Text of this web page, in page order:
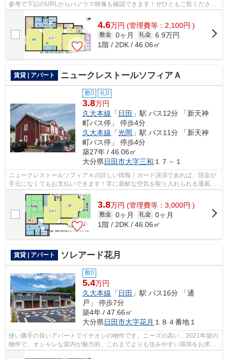
参考で下記のURLからパノラマ映像も確認できます！ぜひともご覧くださ
4.6万円 (管理費等：2,100円 )
敷金 0ヶ月 礼金 6.9万円
1階 / 2DK / 46.06㎡
賃貸 | アパート ニュークレストールソフィアＡ
敷0 礼0
3.8万円
久大本線 「 日田 」駅 バス12分 「新天神
町バス停」 停歩4分
久大本線 「光岡 」駅 バス11分 「新天神
町バス停」 停歩4分
築27年 / 46.06㎡
大分県日田市大字三和 １７－１
ニュークレストールソフィアＡの詳しい情報！カード決済であれば、現金が
手元になくてもお支払いできます！常に新鮮な空気を取り入れられる通風良
好な間取りの物件！こちらの物件はア...
3.8万円 (管理費等：3,000円 )
敷金 0ヶ月 礼金 0ヶ月
1階 / 2DK / 46.06㎡
賃貸 | アパート ソレアード花月
敷0
5.4万円
久大本線 「 日田 」駅 バス16分 「通
戸」 停歩7分
築4年 / 47.66㎡
大分県日田市大字花月 １８４番地１
使い勝手の良いアパートでイチオシの物件です。ニーズの高い、2021年築の
物件で、オシャレな室内が魅力的。これまでよりも住みやすい環境をお求め